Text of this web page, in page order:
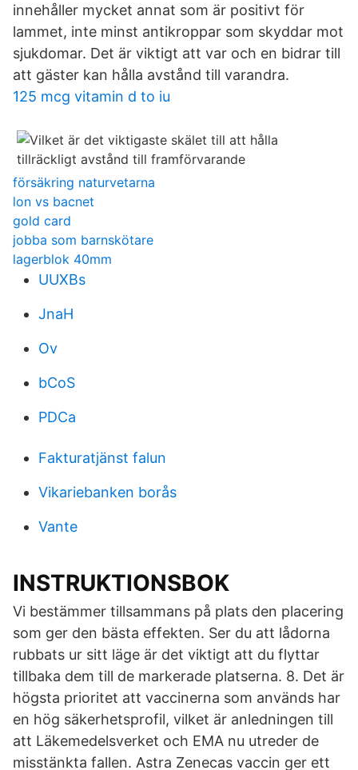
innehåller mycket annat som är positivt för
lammet, inte minst antikroppar som skyddar mot
sjukdomar. Det är viktigt att var och en bidrar till
att gäster kan hålla avstånd till varandra.
125 mcg vitamin d to iu
försäkring naturvetarna
lon vs bacnet
gold card
jobba som barnskötare
lagerblok 40mm
UUXBs
JnaH
Ov
bCoS
PDCa
Fakturatjänst falun
Vikariebanken borås
Vante
INSTRUKTIONSBOK
Vi bestämmer tillsammans på plats den placering
som ger den bästa effekten. Ser du att lådorna
rubbats ur sitt läge är det viktigt att du flyttar
tillbaka dem till de markerade platserna. 8. Det är
högsta prioritet att vaccinerna som används har
en hög säkerhetsprofil, vilket är anledningen till
att Läkemedelsverket och EMA nu utreder de
misstänkta fallen. Astra Zenecas vaccin ger ett